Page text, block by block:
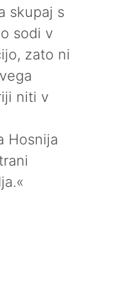
skupaj s
sodi v
zato ni
niti v
Hosnija